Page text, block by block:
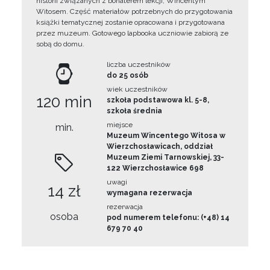
Witosem. Część materiałów potrzebnych do przygotowania
książki tematycznej zostanie opracowana i przygotowana
przez muzeum. Gotowego lapbooka uczniowie zabiorą ze
sobą do domu.
120 min
min.
14 zł
osoba
liczba uczestników
do 25 osób
wiek uczestników
szkoła podstawowa kl. 5-8,
szkoła średnia
miejsce
Muzeum Wincentego Witosa w
Wierzchosławicach, oddział
Muzeum Ziemi Tarnowskiej, 33-
122 Wierzchosławice 698
uwagi
wymagana rezerwacja
rezerwacja
pod numerem telefonu: (+48) 14
679 70 40